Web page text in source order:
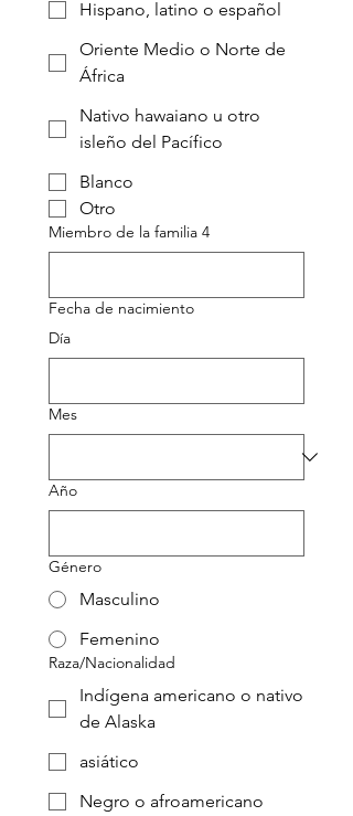
Hispano, latino o español
Oriente Medio o Norte de
África
Nativo hawaiano u otro
isleño del Pacífico
Blanco
Otro
Miembro de la familia 4
Fecha de nacimiento
Día
Mes
Año
Género
Masculino
Femenino
Raza/Nacionalidad
Indígena americano o nativo
de Alaska
asiático
Negro o afroamericano